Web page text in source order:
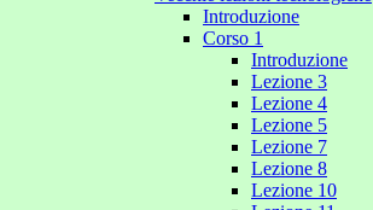
Introduzione
Corso 1
Introduzione
Lezione 3
Lezione 4
Lezione 5
Lezione 7
Lezione 8
Lezione 10